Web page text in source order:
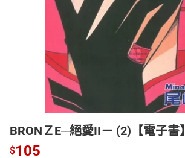
電子/紙本書
HOT
BRONＺE─絕愛II－ (2)【電子書】
$105